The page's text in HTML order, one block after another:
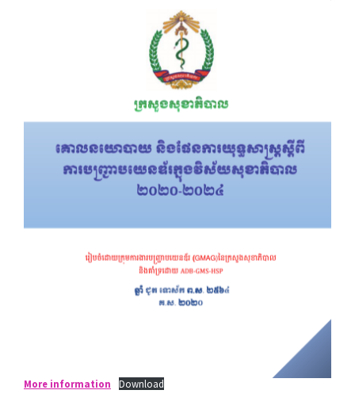
More information Download